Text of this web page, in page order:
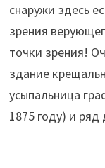
снаружи здесь
зрения
точки зрения!
здание
усыпальница
1875 году) и ряд